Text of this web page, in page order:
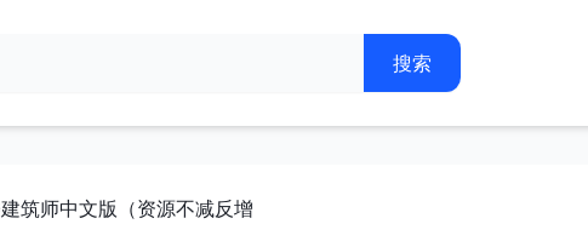
筑师中文版（资源不减反增